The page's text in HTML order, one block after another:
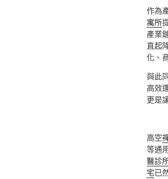
作為
寓所
產業
直起
化、
與此
高效
更是
高空
等通
醫診
宅已